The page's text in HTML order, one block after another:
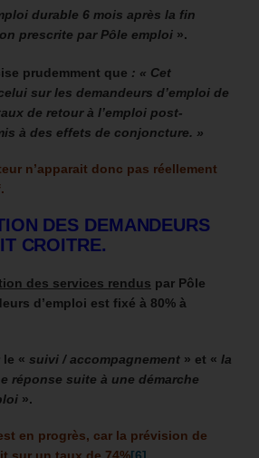
durable 6 mois après la fin
prescrite par Pôle emploi ».
prudemment que : « Cet
sur les demandeurs d’emploi de
de retour à l’emploi post-
à des effets de conjoncture. »
n’apparait donc pas réellement
DES DEMANDEURS
CROITRE.
des services rendus par Pôle
d’emploi est fixé à 80% à
« suivi / accompagnement » et « la
réponse suite à une démarche
».
en progrès, car la prévision de